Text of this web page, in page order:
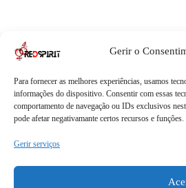
Gerir o
Para fornecer as melhores experiências, usamos
informações do dispositivo. Consentir com essas
comportamento de navegação ou IDs exclusivos
pode afetar negativamante certos recursos e funções.
Gerir serviços